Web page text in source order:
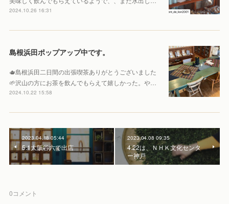
2024.10.26 16:31
島根浜田ポップアップ中です。
🫖島根浜田二日間の出張喫茶ありがとうございました
🌱沢山の方にお茶を飲んでもらえて嬉しかった。や…
2024.10.22 15:58
2023.04.18 05:44
5.1大阪谷六で出店
2023.04.08 09:35
4.22は、ＮＨＫ文化センタ
ー神戸
0コメント